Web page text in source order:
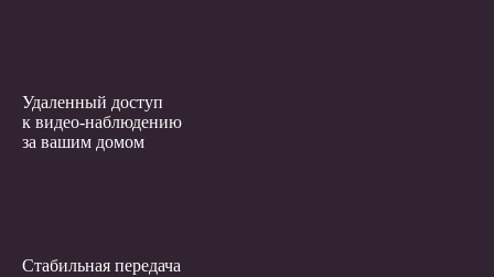
Удаленный доступ
к видео-наблюдению
за вашим домом
Стабильная передача